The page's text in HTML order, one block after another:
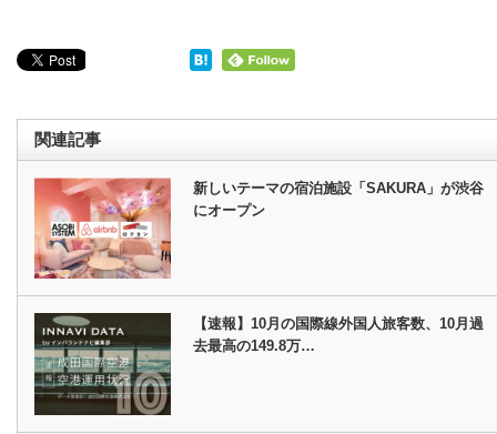
関連記事
新しいテーマの宿泊施設「SAKURA」が渋谷
にオープン
【速報】10月の国際線外国人旅客数、10月過
去最高の149.8万…